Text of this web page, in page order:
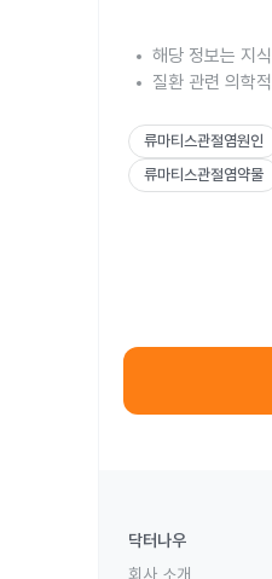
해당 정보는 지
질환 관련 의학
류마티스관절염원인
류마티스관절염약물
닥터나우
회사 소개